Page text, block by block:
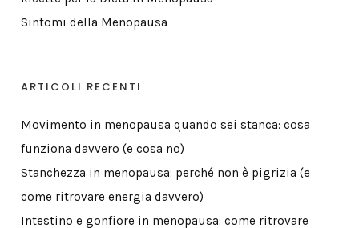
Sintomi della Menopausa
ARTICOLI RECENTI
Movimento in menopausa quando sei stanca: cosa
funziona davvero (e cosa no)
Stanchezza in menopausa: perché non è pigrizia (e
come ritrovare energia davvero)
Intestino e gonfiore in menopausa: come ritrovare